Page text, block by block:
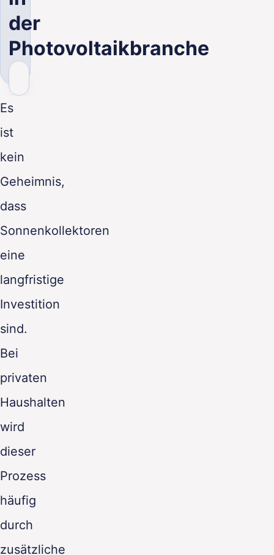
der
Photovoltaikbranche
Es
ist
kein
Geheimnis,
dass
Sonnenkollektoren
eine
langfristige
Investition
sind.
Bei
privaten
Haushalten
wird
dieser
Prozess
häufig
durch
zusätzliche